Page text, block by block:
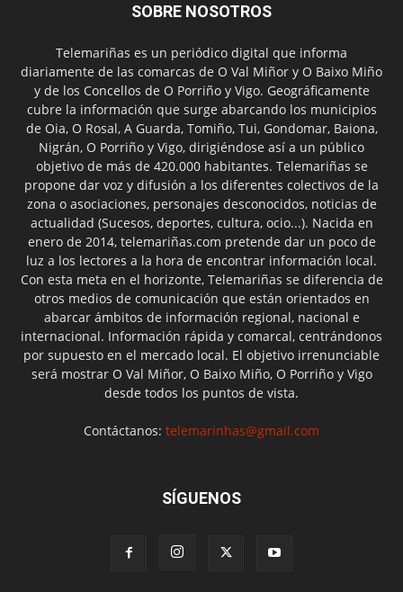
SOBRE NOSOTROS
Telemariñas es un periódico digital que informa
diariamente de las comarcas de O Val Miñor y O Baixo Miño
y de los Concellos de O Porriño y Vigo. Geográficamente
cubre la información que surge abarcando los municipios
de Oia, O Rosal, A Guarda, Tomiño, Tui, Gondomar, Baiona,
Nigrán, O Porriño y Vigo, dirigiéndose así a un público
objetivo de más de 420.000 habitantes. Telemariñas se
propone dar voz y difusión a los diferentes colectivos de la
zona o asociaciones, personajes desconocidos, noticias de
actualidad (Sucesos, deportes, cultura, ocio...). Nacida en
enero de 2014, telemariñas.com pretende dar un poco de
luz a los lectores a la hora de encontrar información local.
Con esta meta en el horizonte, Telemariñas se diferencia de
otros medios de comunicación que están orientados en
abarcar ámbitos de información regional, nacional e
internacional. Información rápida y comarcal, centrándonos
por supuesto en el mercado local. El objetivo irrenunciable
será mostrar O Val Miñor, O Baixo Miño, O Porriño y Vigo
desde todos los puntos de vista.
Contáctanos: telemarinhas@gmail.com
SÍGUENOS